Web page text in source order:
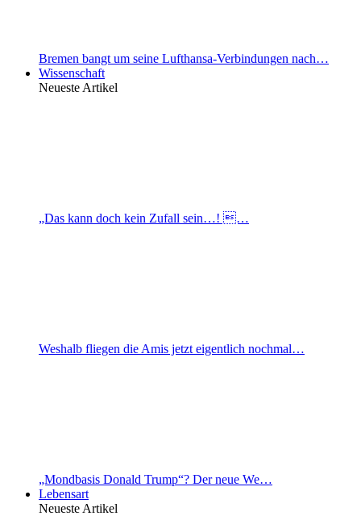
Bremen bangt um seine Lufthansa-Verbindungen nach…
Wissenschaft
Neueste Artikel
„Das kann doch kein Zufall sein…! …
Weshalb fliegen die Amis jetzt eigentlich nochmal…
„Mondbasis Donald Trump“? Der neue We…
Lebensart
Neueste Artikel